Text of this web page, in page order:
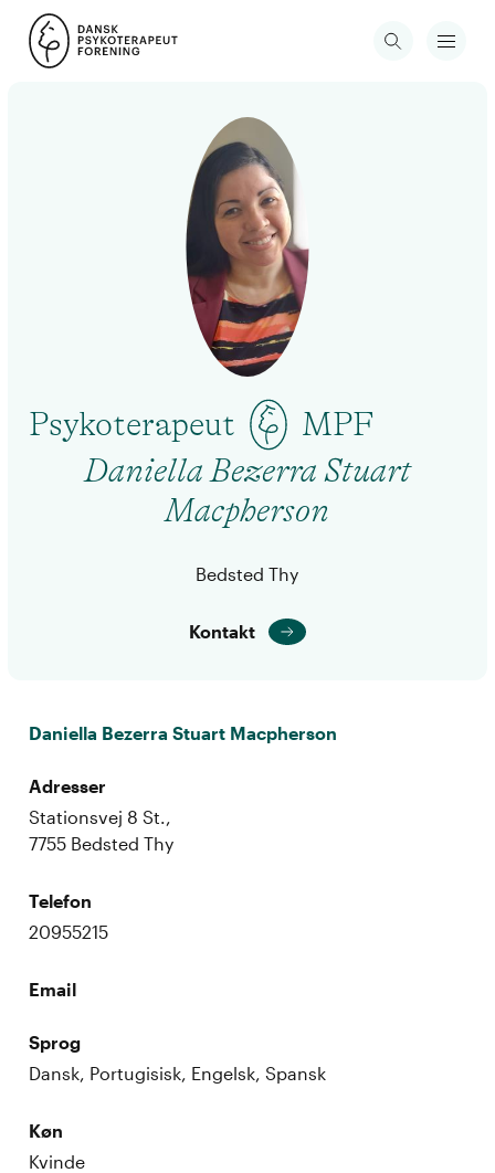
Psykoterapeut
MPF
Daniella Bezerra Stuart
Macpherson
Bedsted Thy
Kontakt
Daniella Bezerra Stuart Macpherson
Adresser
Stationsvej 8 St.,
7755 Bedsted Thy
Telefon
20955215
Email
Sprog
Dansk, Portugisisk, Engelsk, Spansk
Køn
Kvinde